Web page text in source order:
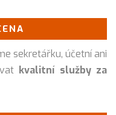
sekretářku, účetní ani
kvalitní služby za